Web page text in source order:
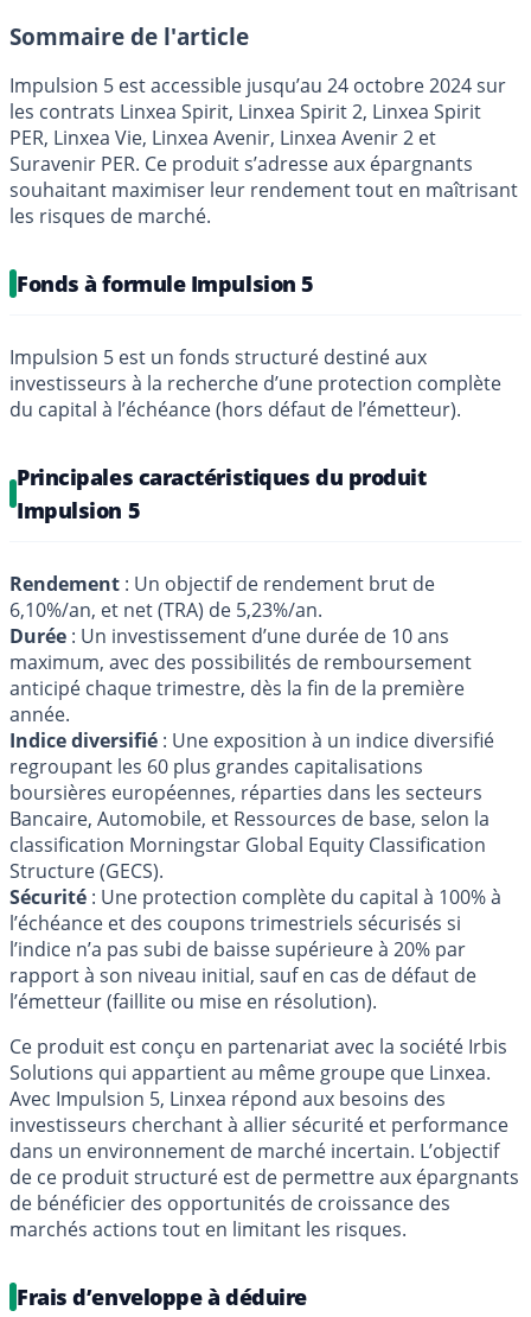
Sommaire de l'article
Impulsion 5 est accessible jusqu’au 24 octobre 2024 sur
les contrats Linxea Spirit, Linxea Spirit 2, Linxea Spirit
PER, Linxea Vie, Linxea Avenir, Linxea Avenir 2 et
Suravenir PER. Ce produit s’adresse aux épargnants
souhaitant maximiser leur rendement tout en maîtrisant
les risques de marché.
Fonds à formule Impulsion 5
Impulsion 5 est un fonds structuré destiné aux
investisseurs à la recherche d’une protection complète
du capital à l’échéance (hors défaut de l’émetteur).
Principales caractéristiques du produit
Impulsion 5
Rendement : Un objectif de rendement brut de
6,10%/an, et net (TRA) de 5,23%/an.
Durée : Un investissement d’une durée de 10 ans
maximum, avec des possibilités de remboursement
anticipé chaque trimestre, dès la fin de la première
année.
Indice diversifié : Une exposition à un indice diversifié
regroupant les 60 plus grandes capitalisations
boursières européennes, réparties dans les secteurs
Bancaire, Automobile, et Ressources de base, selon la
classification Morningstar Global Equity Classification
Structure (GECS).
Sécurité : Une protection complète du capital à 100% à
l’échéance et des coupons trimestriels sécurisés si
l’indice n’a pas subi de baisse supérieure à 20% par
rapport à son niveau initial, sauf en cas de défaut de
l’émetteur (faillite ou mise en résolution).
Ce produit est conçu en partenariat avec la société Irbis
Solutions qui appartient au même groupe que Linxea.
Avec Impulsion 5, Linxea répond aux besoins des
investisseurs cherchant à allier sécurité et performance
dans un environnement de marché incertain. L’objectif
de ce produit structuré est de permettre aux épargnants
de bénéficier des opportunités de croissance des
marchés actions tout en limitant les risques.
Frais d’enveloppe à déduire